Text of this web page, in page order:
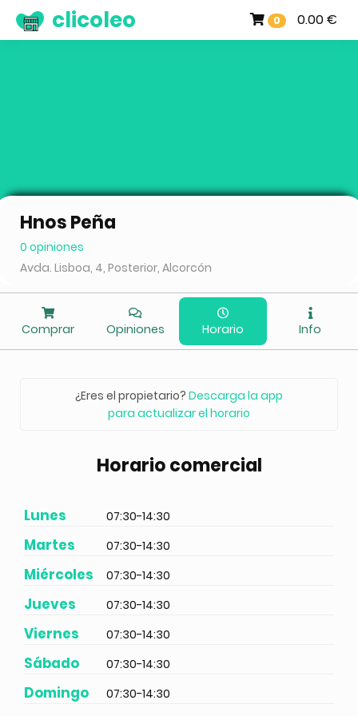
0 0.00 €
clicoleo
Hnos Peña
0 opiniones
Avda. Lisboa, 4, Posterior, Alcorcón
Comprar Opiniones Horario Info
¿Eres el propietario? Descarga la app
para actualizar el horario
Horario comercial
Lunes 07:30-14:30
Martes 07:30-14:30
Miércoles 07:30-14:30
Jueves 07:30-14:30
Viernes 07:30-14:30
Sábado 07:30-14:30
Domingo 07:30-14:30